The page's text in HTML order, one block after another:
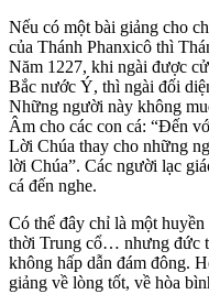
Nếu có một bài giảng cho
của Thánh Phanxicô thì
Năm 1227, khi ngài được
Bắc nước Ý, thì ngài đối
Những người này không
Âm cho các con cá: “Đến
Lời Chúa thay cho những
lời Chúa”. Các người lạc
cá đến nghe.
Có thể đây chỉ là một
thời Trung cổ… nhưng đức
không hấp dẫn đám đông.
giảng về lòng tốt, về hòa